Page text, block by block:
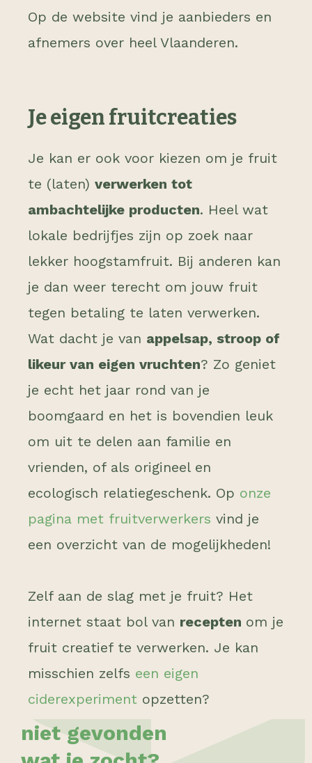
Op de website vind je aanbieders en
afnemers over heel Vlaanderen.
Je eigen fruitcreaties
Je kan er ook voor kiezen om je fruit
te (laten) verwerken tot
ambachtelijke producten. Heel wat
lokale bedrijfjes zijn op zoek naar
lekker hoogstamfruit. Bij anderen kan
je dan weer terecht om jouw fruit
tegen betaling te laten verwerken.
Wat dacht je van appelsap, stroop of
likeur van eigen vruchten? Zo geniet
je echt het jaar rond van je
boomgaard en het is bovendien leuk
om uit te delen aan familie en
vrienden, of als origineel en
ecologisch relatiegeschenk. Op onze
pagina met fruitverwerkers vind je
een overzicht van de mogelijkheden!
Zelf aan de slag met je fruit? Het
internet staat bol van recepten om je
fruit creatief te verwerken. Je kan
misschien zelfs een eigen
ciderexperiment opzetten?
niet gevonden